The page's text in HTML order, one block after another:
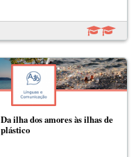
Da ilha dos amores às ilhas de
plástico